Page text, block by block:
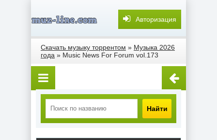
Авторизация
Скачать музыку торрентом » Музыка 2026
года » Music News For Forum vol.173
Найти